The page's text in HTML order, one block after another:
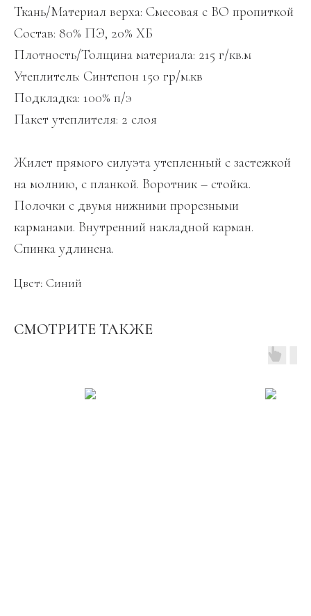
Ткань/Материал верха: Смесовая с ВО пропиткой
Состав: 80% ПЭ, 20% ХБ
Плотность/Толщина материала: 215 г/кв.м
Утеплитель: Синтепон 150 гр/м.кв
Подкладка: 100% п/э
Пакет утеплителя: 2 слоя
Жилет прямого силуэта утепленный с застежкой
на молнию, с планкой. Воротник – стойка.
Полочки с двумя нижними прорезными
карманами. Внутренний накладной карман.
Спинка удлинена.
Цвет: Синий
СМОТРИТЕ ТАКЖЕ